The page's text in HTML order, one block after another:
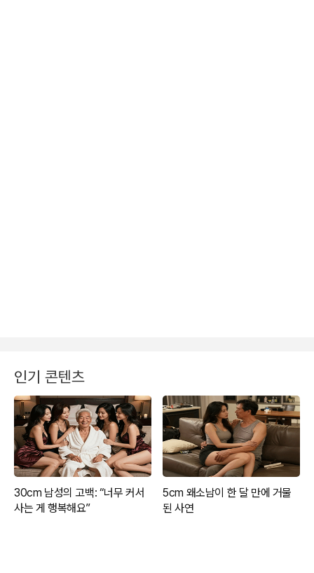
인기 콘텐츠